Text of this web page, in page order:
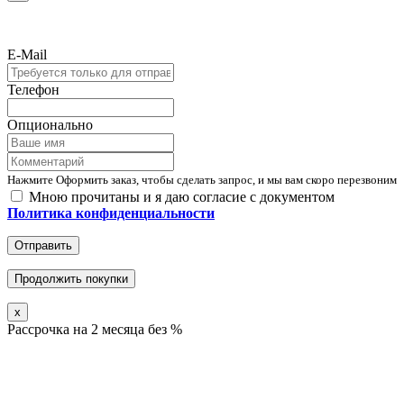
E-Mail
Телефон
Опционально
Нажмите Оформить заказ, чтобы сделать запрос, и мы вам скоро перезвоним
Мною прочитаны и я даю согласие с документом
Политика конфиденциальности
Отправить
Продолжить покупки
x
Рассрочка на 2 месяца без %